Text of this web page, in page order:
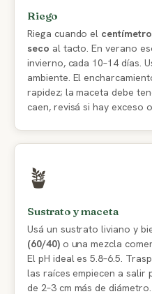
Riego
Riega cuando el
seco al tacto. En verano
invierno, cada 10–14 días.
ambiente. El
rapidez; la maceta debe
caen, revisá si hay exceso
🪴
Sustrato y maceta
Usá un sustrato liviano y
(60/40)o una mezcla
El pH ideal es 5.8–6.5.
las raíces empiecen a salir
de 2–3 cm más de